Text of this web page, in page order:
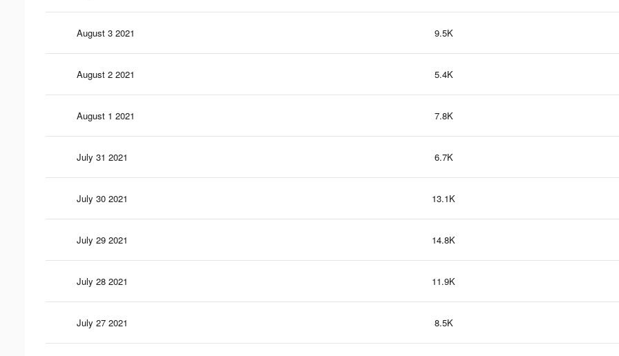
August 3 2021 9.5K
August 2 2021 5.4K
August 1 2021 7.8K
July 31 2021 6.7K
July 30 2021 13.1K
July 29 2021 14.8K
July 28 2021 11.9K
July 27 2021 8.5K